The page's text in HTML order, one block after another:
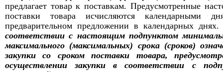
предлагает товар к поставкам. Предусмотренные
поставки товара исчисляются календарными
предварительном предложении в календарных
соответствии с настоящим подпунктом
максимального (максимальных) срока (сроков)
закупки со сроком поставки товара,
осуществлении закупки в соответствии с